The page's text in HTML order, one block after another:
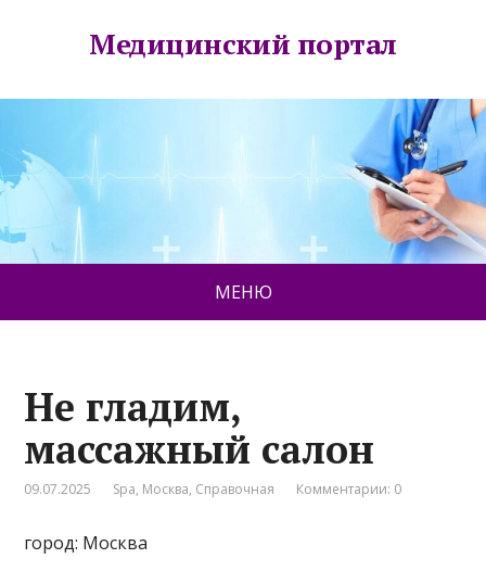
Медицинский портал
МЕНЮ
Не гладим,
массажный салон
09.07.2025 Spa, Москва, Справочная Комментарии: 0
город: Москва